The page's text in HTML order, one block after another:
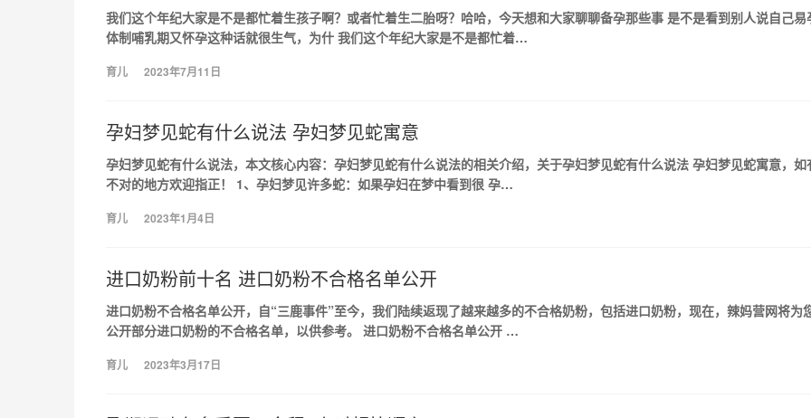
我们这个年纪大家是不是都忙着生孩子啊？或者忙着生二胎呀？哈哈，今天想和大家聊聊备孕那些事 是不是看到别人说自己易
体制哺乳期又怀孕这种话就很生气，为什 我们这个年纪大家是不是都忙着…
育儿 2023年7月11日
孕妇梦见蛇有什么说法 孕妇梦见蛇寓意
孕妇梦见蛇有什么说法，本文核心内容：孕妇梦见蛇有什么说法的相关介绍，关于孕妇梦见蛇有什么说法 孕妇梦见蛇寓意，如
不对的地方欢迎指正！ 1、孕妇梦见许多蛇：如果孕妇在梦中看到很 孕…
育儿 2023年1月4日
进口奶粉前十名 进口奶粉不合格名单公开
进口奶粉不合格名单公开，自“三鹿事件”至今，我们陆续返现了越来越多的不合格奶粉，包括进口奶粉，现在，辣妈营网将为
公开部分进口奶粉的不合格名单，以供参考。 进口奶粉不合格名单公开 …
育儿 2023年3月17日